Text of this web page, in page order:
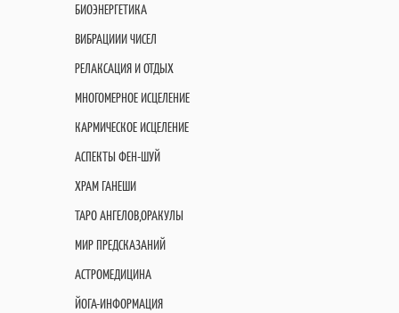
БИОЭНЕРГЕТИКА
ВИБРАЦИИИ ЧИСЕЛ
РЕЛАКСАЦИЯ И ОТДЫХ
МНОГОМЕРНОЕ ИСЦЕЛЕНИЕ
КАРМИЧЕСКОЕ ИСЦЕЛЕНИЕ
АСПЕКТЫ ФЕН-ШУЙ
ХРАМ ГАНЕШИ
ТАРО АНГЕЛОВ,ОРАКУЛЫ
МИР ПРЕДСКАЗАНИЙ
АСТРОМЕДИЦИНА
ЙОГА-ИНФОРМАЦИЯ